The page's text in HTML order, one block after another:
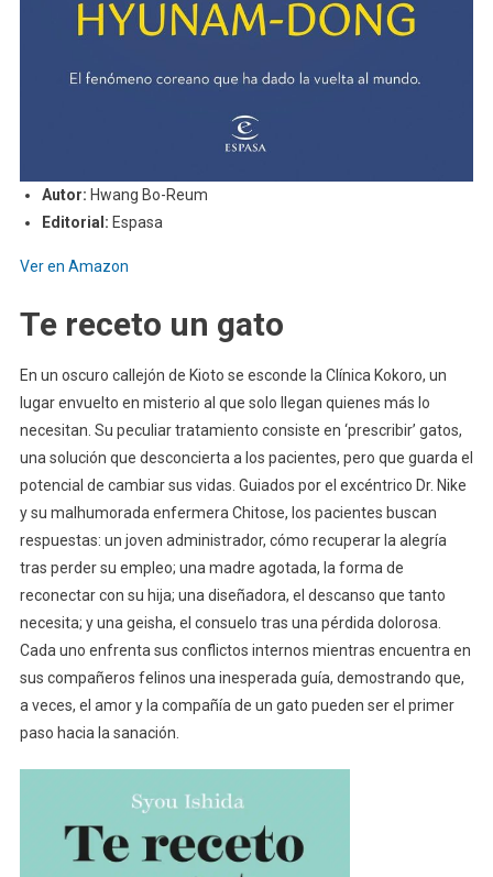
Autor: Hwang Bo-Reum
Editorial: Espasa
Ver en Amazon
Te receto un gato
En un oscuro callejón de Kioto se esconde la Clínica Kokoro, un
lugar envuelto en misterio al que solo llegan quienes más lo
necesitan. Su peculiar tratamiento consiste en ‘prescribir’ gatos,
una solución que desconcierta a los pacientes, pero que guarda el
potencial de cambiar sus vidas. Guiados por el excéntrico Dr. Nike
y su malhumorada enfermera Chitose, los pacientes buscan
respuestas: un joven administrador, cómo recuperar la alegría
tras perder su empleo; una madre agotada, la forma de
reconectar con su hija; una diseñadora, el descanso que tanto
necesita; y una geisha, el consuelo tras una pérdida dolorosa.
Cada uno enfrenta sus conflictos internos mientras encuentra en
sus compañeros felinos una inesperada guía, demostrando que,
a veces, el amor y la compañía de un gato pueden ser el primer
paso hacia la sanación.